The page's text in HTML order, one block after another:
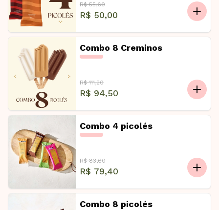
R$ 55,60
R$ 50,00
Combo 8 Creminos
R$ 111,20
R$ 94,50
Combo 4 picolés
R$ 83,60
R$ 79,40
Combo 8 picolés